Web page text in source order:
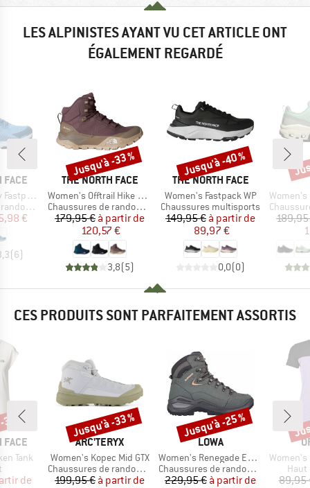
LES ALPINISTES AYANT VU CET ARTICLE ONT
ÉGALEMENT REGARDÉ
FACE
Futurelight
réduit
€
(6)
MARQUE
THE NORTH FACE
Article
Women's Offtrail Hike Mid GORE-TEX
Product group
Chaussures de randonnée
Prix
179,95 € Prix réduit
à partir de
120,57 €
3,8(5)
Remise
Jusqu'à -33 %
MARQUE
THE NORTH FACE
Article
Women's Fastpack WP
Product group
Chaussures multisports
Prix
149,95 € Prix réduit
à partir de
89,97 €
0,0(0)
Remise
Jusqu'à -40 %
Article
Women's
Product
CES PRODUITS SONT PARFAITEMENT ASSORTIS
FACE
Tank
group
réduit
de
%
MARQUE
ARC'TERYX
Article
Women's Kopec Mid GTX
Product group
Chaussures de randonnée
Prix
199,95 € Prix réduit
à partir de
Remise
Jusqu'à -33 %
MARQUE
LOWA
Article
Women's Renegade Evo GTX Mid
Product group
Chaussures de randonnée
Prix
229,95 € Prix réduit
à partir de
Remise
Jusqu'à -25 %
Article
Women's
Haut
89,95